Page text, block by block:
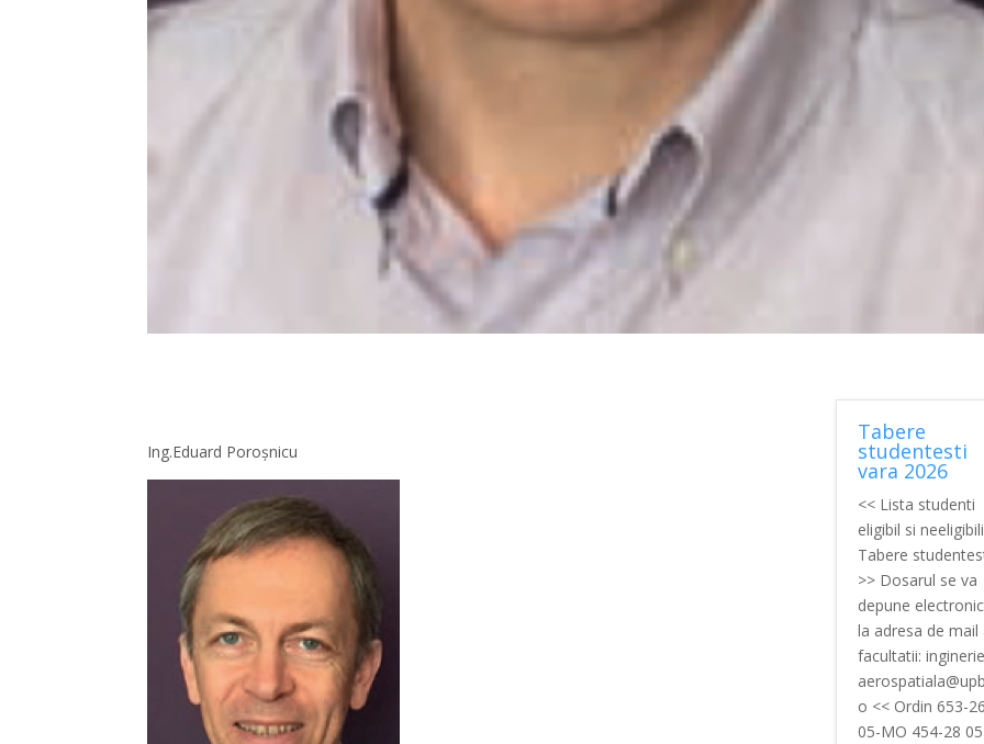
Ing.Eduard Poroșnicu
Tabere
studentesti
vara 2026
<< Lista studenti
eligibil si neeligibili
Tabere
>> Dosarul se va
depune electronic
la adresa de mail
facultatii:
o << Ordin 653-26
05-MO 454-28